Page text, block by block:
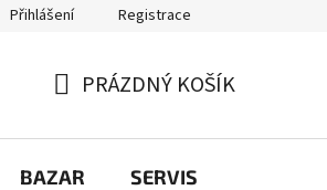
Přihlášení Registrace
KOŠÍK
PRÁZDNÝ KOŠÍK
BAZAR SERVIS